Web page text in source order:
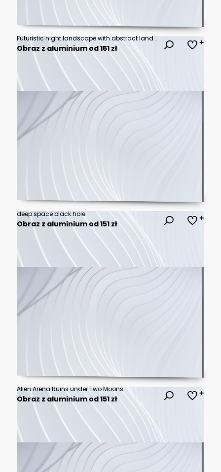
Futuristic night landscape with abstract landscape and island, moonlight, shine. Dark natural scene with reflection of light in the water, neon blue light. Dark neon background.
Obraz z aluminium od 151 zł
deep space black hole
Obraz z aluminium od 151 zł
Alien Arena Ruins under Two Moons
Obraz z aluminium od 151 zł